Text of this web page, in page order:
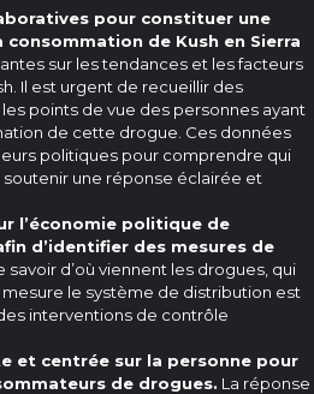
pour constituer une
de Kush en Sierra
sur les tendances et les facteurs
Il est urgent de recueillir des
points de vue des personnes ayant
de cette drogue. Ces données
politiques pour comprendre qui
une réponse éclairée et
l’économie politique de
d’identifier des mesures de
savoir d’où viennent les drogues, qui
le système de distribution est
interventions de contrôle
et centrée sur la personne pour
de drogues. La réponse